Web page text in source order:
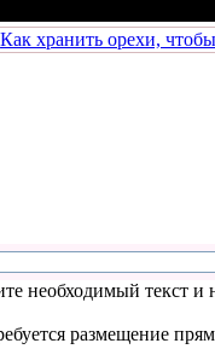
Как хранить орехи,
необходимый текст
размещение